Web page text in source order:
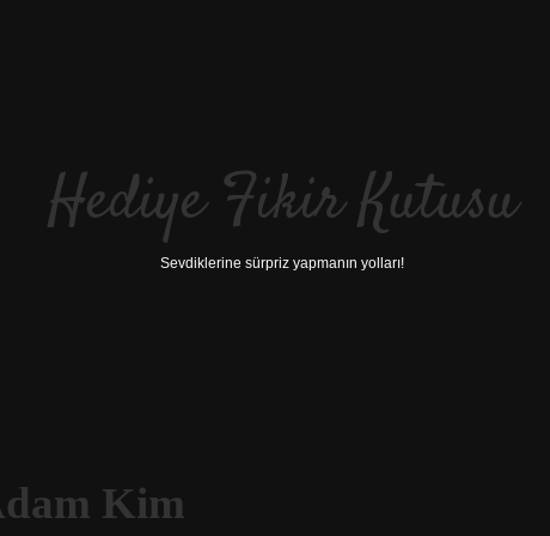
Hediye Fikir Kutusu
Sevdiklerine sürpriz yapmanın yolları!
Kim